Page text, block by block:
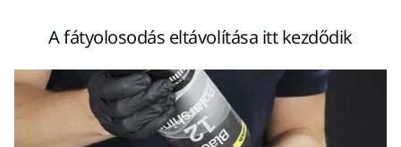
A fátyolosodás eltávolítása itt kezdődik